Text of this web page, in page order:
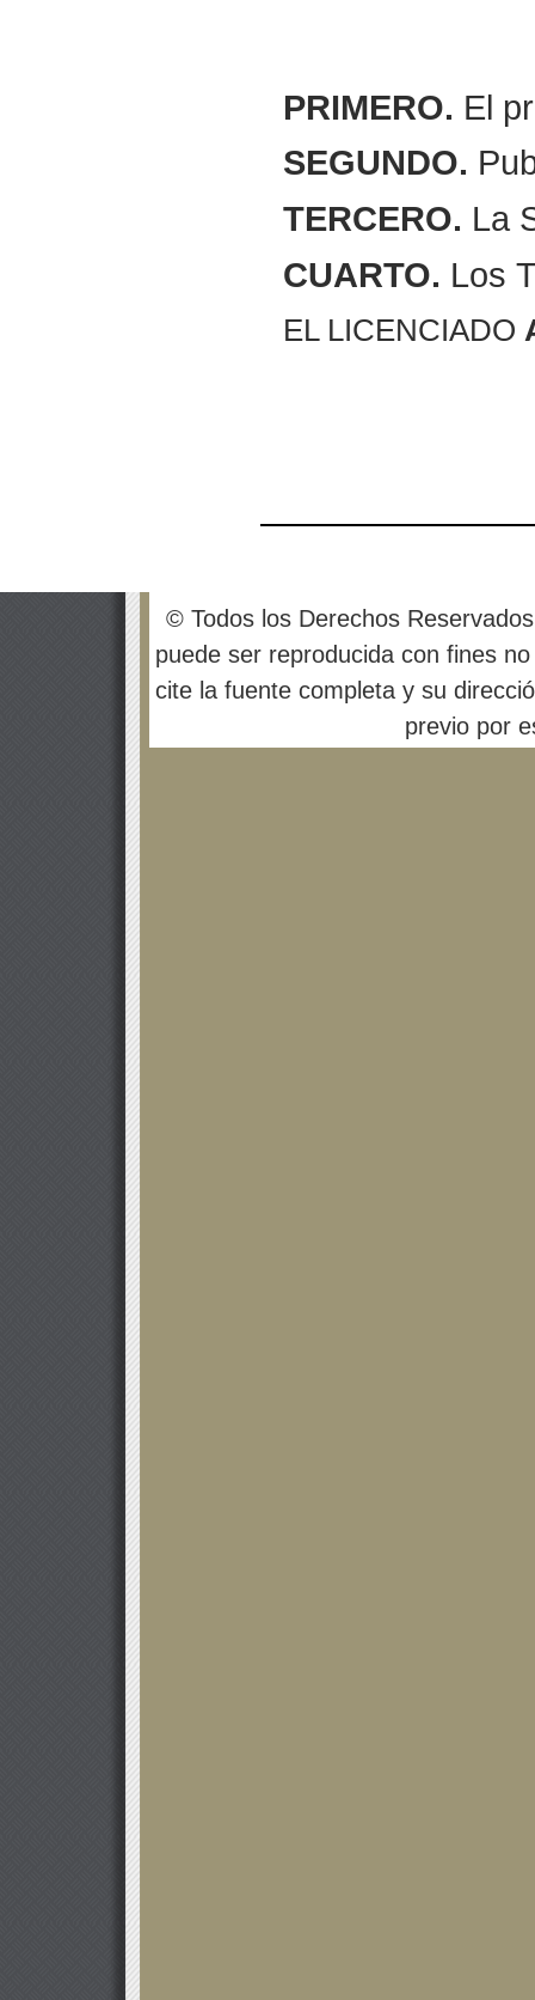
PRIMERO. El
SEGUNDO.
TERCERO. La
CUARTO. Los
EL LICENCIADO
© Todos los Derechos
puede ser reproducida con fines
cite la fuente completa y su
previo por